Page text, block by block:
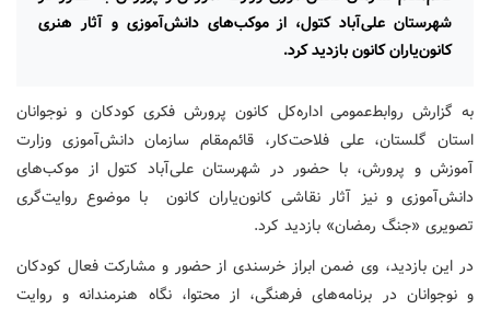
شهرستان علی‌آباد کتول، از موکب‌های دانش‌آموزی و آثار هنری
کانون‌یاران کانون بازدید کرد.
به گزارش روابط‌عمومی اداره‌کل کانون پرورش فکری کودکان و نوجوانان
استان گلستان، علی فلاحت‌کار، قائم‌مقام سازمان دانش‌آموزی وزارت
آموزش و پرورش، با حضور در شهرستان علی‌آباد کتول از موکب‌های
دانش‌آموزی و نیز آثار نقاشی کانون‌یاران کانون با موضوع روایت‌گری
تصویری «جنگ رمضان» بازدید کرد.
در این بازدید، وی ضمن ابراز خرسندی از حضور و مشارکت فعال کودکان
و نوجوانان در برنامه‌های فرهنگی، از محتوا، نگاه هنرمندانه و روایت